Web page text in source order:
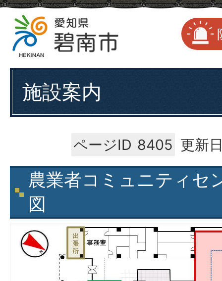
施設案内
ページID 8405 更新
農業者コミュニティセ
図